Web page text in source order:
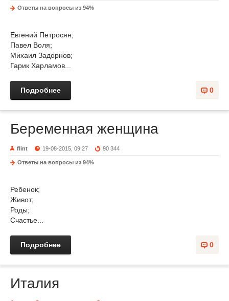
Ответы на вопросы из 94%
Евгений Петросян;
Павел Воля;
Михаил Задорнов;
Гарик Харламов...
0
Подробнее
Беременная женщина
flint 19-08-2015, 09:27 90 344
Ответы на вопросы из 94%
Ребенок;
Живот;
Роды;
Счастье...
0
Подробнее
Италия